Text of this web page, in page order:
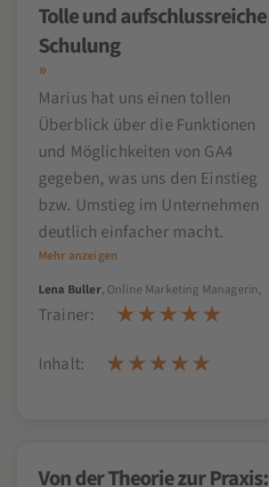
Tolle und aufschlussreiche
Schulung
Marius hat uns einen tollen
Überblick über die Funktionen
und Möglichkeiten von GA4
gegeben, was uns den Einstieg
bzw. Umstieg im Unternehmen
deutlich einfacher macht.
Mehr anzeigen
Lena Buller, Online Marketing Managerin,
Trainer:
Inhalt:
Von der Theorie zur Praxis: